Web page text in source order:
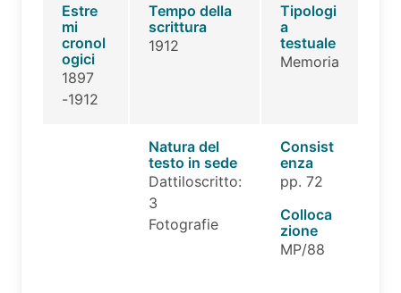
Estre
mi
cronol
ogici
1897
-1912
Tempo della
scrittura
1912
Tipologi
a
testuale
Memoria
Natura del
testo in sede
Dattiloscritto:
3
Fotografie
Consist
enza
pp. 72
Colloca
zione
MP/88